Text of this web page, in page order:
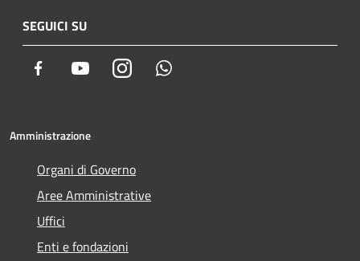
SEGUICI SU
Facebook YoutubeInstagram
Amministrazione
Organi di Governo
Aree Amministrative
Uffici
Enti e fondazioni